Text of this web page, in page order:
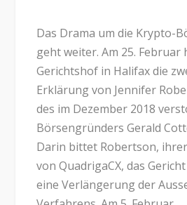
Das Drama um die Krypto-
geht weiter. Am 25. Februar
Gerichtshof in Halifax die
Erklärung von Jennifer
des im Dezember 2018
Börsengründers Gerald
Darin bittet Robertson,
von QuadrigaCX, das
eine Verlängerung der